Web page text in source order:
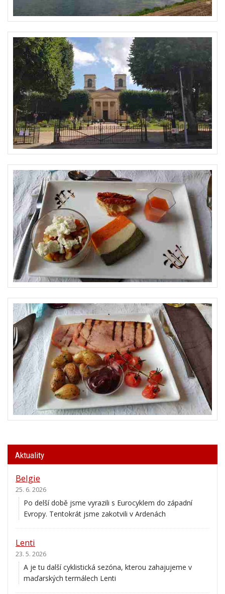
Aktuality
Belgie
25. 6. 2026
Po delší době jsme vyrazili s Eurocyklem do západní
Evropy. Tentokrát jsme zakotvili v Ardenách
Lenti
23. 5. 2026
A je tu další cyklistická sezóna, kterou zahajujeme v
maďarských termálech Lenti